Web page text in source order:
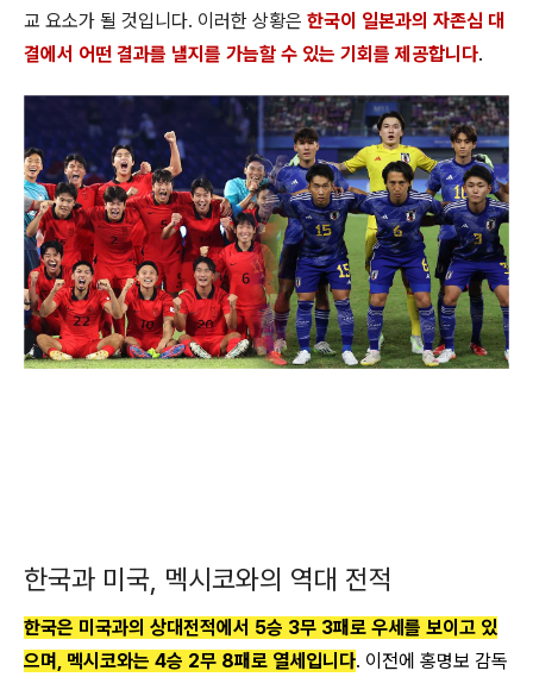
교 요소가 될 것입니다. 이러한 상황은 한국이 일본과의 자존심 대
결에서 어떤 결과를 낼지를 가늠할 수 있는 기회를 제공합니다.
한국과 미국, 멕시코와의 역대 전적
한국은 미국과의 상대전적에서 5승 3무 3패로 우세를 보이고 있
으며, 멕시코와는 4승 2무 8패로 열세입니다. 이전에 홍명보 감독